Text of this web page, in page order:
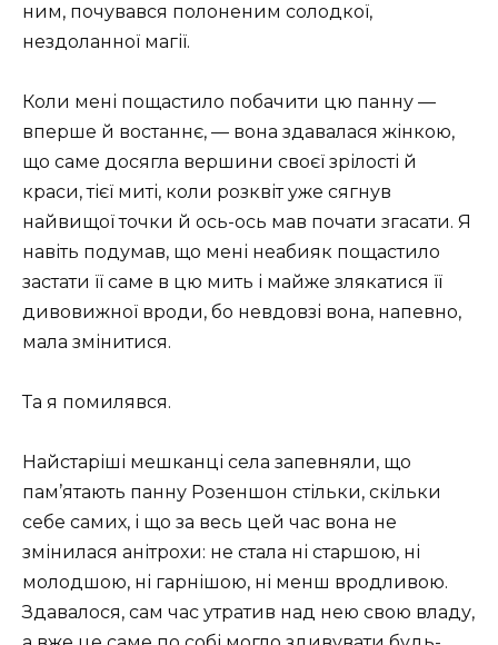
ним, почувався полоненим солодкої,
нездоланної магії.
Коли мені пощастило побачити цю панну —
вперше й востаннє, — вона здавалася жінкою,
що саме досягла вершини своєї зрілості й
краси, тієї миті, коли розквіт уже сягнув
найвищої точки й ось-ось мав почати згасати. Я
навіть подумав, що мені неабияк пощастило
застати її саме в цю мить і майже злякатися її
дивовижної вроди, бо невдовзі вона, напевно,
мала змінитися.
Та я помилявся.
Найстаріші мешканці села запевняли, що
пам’ятають панну Розеншон стільки, скільки
себе самих, і що за весь цей час вона не
змінилася анітрохи: не стала ні старшою, ні
молодшою, ні гарнішою, ні менш вродливою.
Здавалося, сам час утратив над нею свою владу,